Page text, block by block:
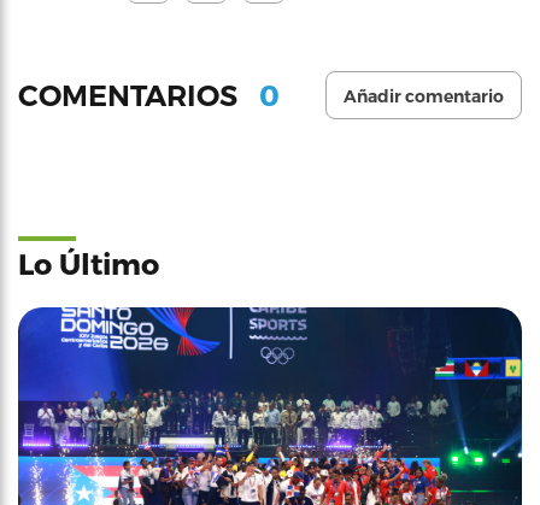
COMENTARIOS 0 Añadir comentario
Lo Último